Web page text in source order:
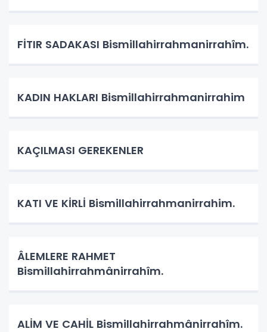
FİTIR SADAKASI Bismillahirrahmanirrahîm.
KADIN HAKLARI Bismillahirrahmanirrahim
KAÇILMASI GEREKENLER
KATI VE KİRLİ Bismillahirrahmanirrahim.
ÂLEMLERE RAHMET
Bismillahirrahmânirrahîm.
ALİM VE CAHİL Bismillahirrahmânirrahîm.